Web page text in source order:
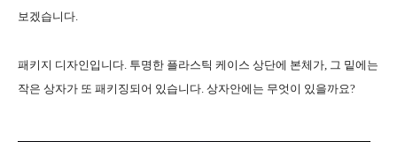
보겠습니다.
패키지 디자인입니다. 투명한 플라스틱 케이스 상단에 본체가, 그 밑에는
작은 상자가 또 패키징되어 있습니다. 상자안에는 무엇이 있을까요?